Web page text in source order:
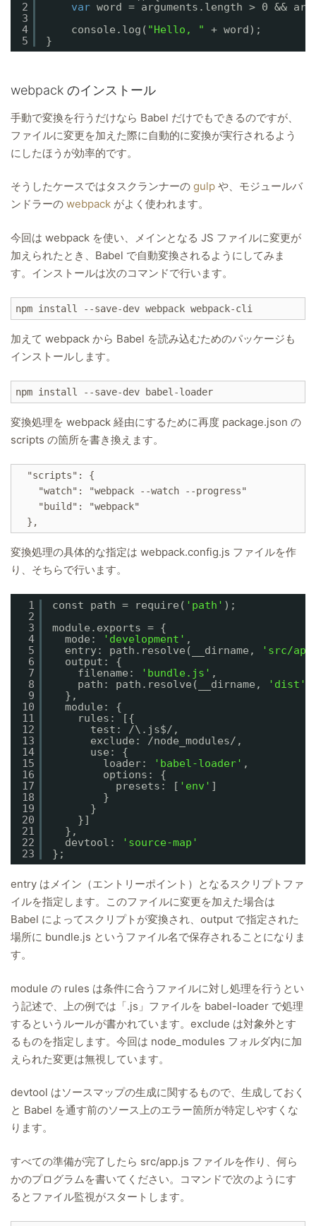
2
3
4
5
var word = arguments.length > 0 &&
console.log( "Hello, "
+ word);
}
webpack のインストール
手動で変換を行うだけなら Babel だけでもできるのですが、
ファイルに変更を加えた際に自動的に変換が実行されるよう
にしたほうが効率的です。
そうしたケースではタスクランナーの gulp や、モジュールバ
ンドラーの webpack がよく使われます。
今回は webpack を使い、メインとなる JS ファイルに変更が
加えられたとき、Babel で自動変換されるようにしてみま
す。インストールは次のコマンドで行います。
npm install --save-dev webpack webpack-cli
加えて webpack から Babel を読み込むためのパッケージも
インストールします。
npm install --save-dev babel-loader
変換処理を webpack 経由にするために再度 package.json の
scripts の箇所を書き換えます。
  "scripts": {
    "watch": "webpack --watch --progress"
    "build": "webpack"
変換処理の具体的な指定は webpack.config.js ファイルを作
り、そちらで行います。
1
2
3
4
5
6
7
8
9
10
11
12
13
14
15
16
17
18
19
20
21
22
23
const path = require( 'path' );
module.exports = {
mode:
'development' ,
entry: path.resolve(__dirname,
'src/
output: {
filename:
'bundle.js' ,
path: path.resolve(__dirname,
'dist'
},
module: {
rules: [{
test: /\.js$/,
exclude: /node_modules/,
use: {
loader:
'babel-loader' ,
options: {
presets: [ 'env' ]
}
}
}]
},
devtool:
'source-map'
};
entry はメイン（エントリーポイント）となるスクリプトファ
イルを指定します。このファイルに変更を加えた場合は
Babel によってスクリプトが変換され、output で指定された
場所に bundle.js というファイル名で保存されることになりま
す。
module の rules は条件に合うファイルに対し処理を行うとい
う記述で、上の例では「.js」ファイルを babel-loader で処理
するというルールが書かれています。exclude は対象外とす
るものを指定します。今回は node_modules フォルダ内に加
えられた変更は無視しています。
devtool はソースマップの生成に関するもので、生成しておく
と Babel を通す前のソース上のエラー箇所が特定しやすくな
ります。
すべての準備が完了したら src/app.js ファイルを作り、何ら
かのプログラムを書いてください。コマンドで次のようにす
るとファイル監視がスタートします。